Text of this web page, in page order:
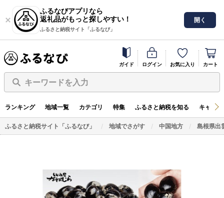
ふるなびアプリなら
返礼品がもっと探しやすい！
ふるさと納税サイト「ふるなび」
開く
ガイド ログイン お気に入り カート
キーワードを入力
ランキング 地域一覧 カテゴリ 特集 ふるさと納税を知る キャン
ふるさと納税サイト「ふるなび」 地域でさがす 中国地方 島根県出